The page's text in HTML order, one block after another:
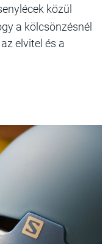
közül
a kölcsönzésnél
elvitel és a